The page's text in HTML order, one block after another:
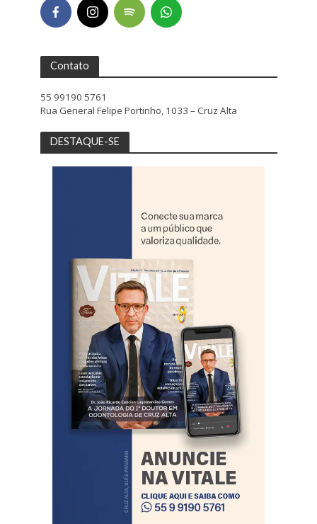
Contato
55 99190 5761
Rua General Felipe Portinho, 1033 – Cruz Alta
DESTAQUE-SE